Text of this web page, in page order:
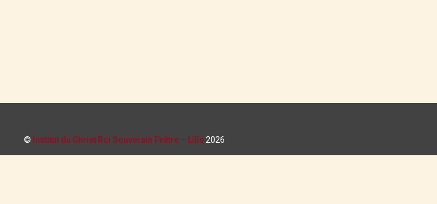
© Institut du Christ Roi Souverain Prêtre – Lille 2026